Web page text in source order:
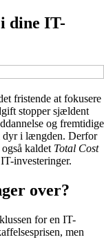
dine IT-
fristende at fokusere
stopper sjældent
og fremtidige
dyr i længden. Derfor
kaldet Total Cost
investeringer.
over?
for en IT-
men